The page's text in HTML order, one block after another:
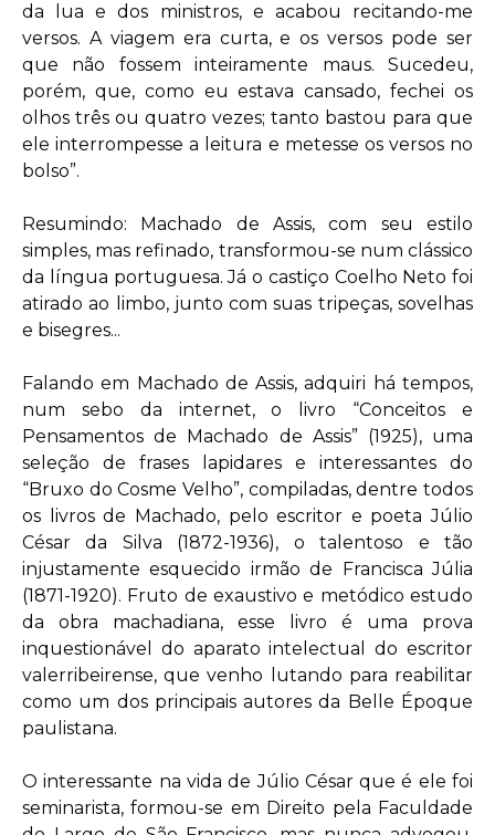
da lua e dos ministros, e acabou recitando-me
versos. A viagem era curta, e os versos pode ser
que não fossem inteiramente maus. Sucedeu,
porém, que, como eu estava cansado, fechei os
olhos três ou quatro vezes; tanto bastou para que
ele interrompesse a leitura e metesse os versos no
bolso”.
Resumindo: Machado de Assis, com seu estilo
simples, mas refinado, transformou-se num clássico
da língua portuguesa. Já o castiço Coelho Neto foi
atirado ao limbo, junto com suas tripeças, sovelhas
e bisegres...
Falando em Machado de Assis, adquiri há tempos,
num sebo da internet, o livro “Conceitos e
Pensamentos de Machado de Assis” (1925), uma
seleção de frases lapidares e interessantes do
“Bruxo do Cosme Velho”, compiladas, dentre todos
os livros de Machado, pelo escritor e poeta Júlio
César da Silva (1872-1936), o talentoso e tão
injustamente esquecido irmão de Francisca Júlia
(1871-1920). Fruto de exaustivo e metódico estudo
da obra machadiana, esse livro é uma prova
inquestionável do aparato intelectual do escritor
valerribeirense, que venho lutando para reabilitar
como um dos principais autores da Belle Époque
paulistana.
O interessante na vida de Júlio César que é ele foi
seminarista, formou-se em Direito pela Faculdade